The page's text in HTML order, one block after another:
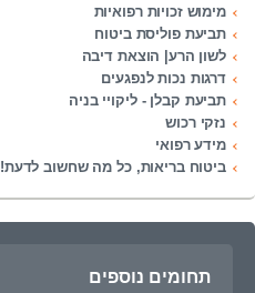
מימוש זכויות רפואיות
תביעת פוליסת ביטוח
לשון הרע| הוצאת דיבה
דרגות נכות לנפגעים
תביעת קבלן - ליקויי בניה
נזקי רכוש
מידע רפואי
ביטוח בריאות, כל מה שחשוב לדעת!
תחומים נוספים